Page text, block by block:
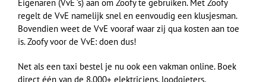
Eigenaren (VvE ‘s) aan om Zoofy te gebruiken. Met Zoofy
regelt de VvE namelijk snel en eenvoudig een klusjesman.
Bovendien weet de VvE vooraf waar zij qua kosten aan toe
is. Zoofy voor de VvE: doen dus!
Net als een taxi bestel je nu ook een vakman online. Boek
direct één van de 8.000+ elektriciens, loodgieters,